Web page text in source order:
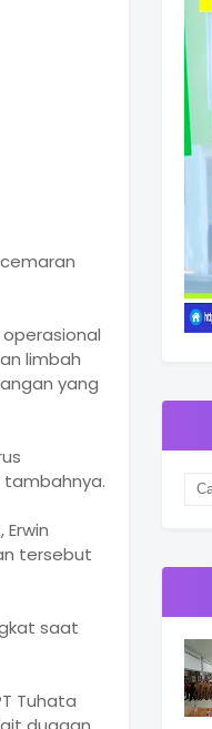
limbah
yang
tambahnya.
tersebut
saat
Tuhata